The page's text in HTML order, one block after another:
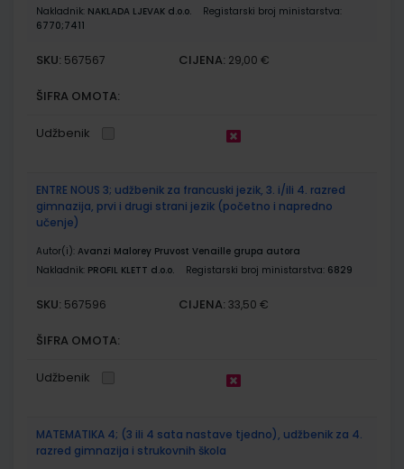
Nakladnik: NAKLADA LJEVAK d.o.o.
Registarski broj ministarstva:
6770;7411
SKU: 567567 CIJENA: 29,00 €
ŠIFRA OMOTA:
Udžbenik
ENTRE NOUS 3; udžbenik za francuski jezik, 3. i/ili 4. razred
gimnazija, prvi i drugi strani jezik (početno i napredno
učenje)
Autor(i): Avanzi Malorey Pruvost Venaille grupa autora
Nakladnik: PROFIL KLETT d.o.o. Registarski broj ministarstva: 6829
SKU: 567596 CIJENA: 33,50 €
ŠIFRA OMOTA:
Udžbenik
MATEMATIKA 4; (3 ili 4 sata nastave tjedno), udžbenik za 4.
razred gimnazija i strukovnih škola